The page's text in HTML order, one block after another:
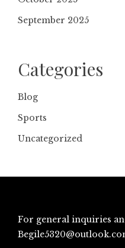
September 2025
Categories
Blog
Sports
Uncategorized
For general inquiries